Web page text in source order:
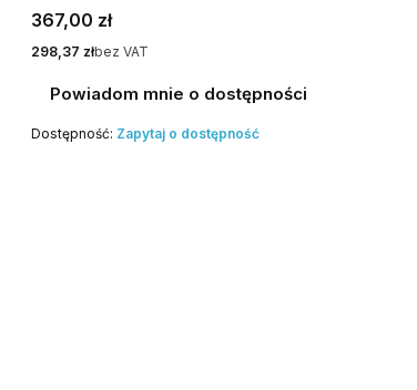
Cena
367,00 zł
Cena
298,37 złbez VAT
Powiadom mnie o dostępności
Dostępność: Zapytaj o dostępność